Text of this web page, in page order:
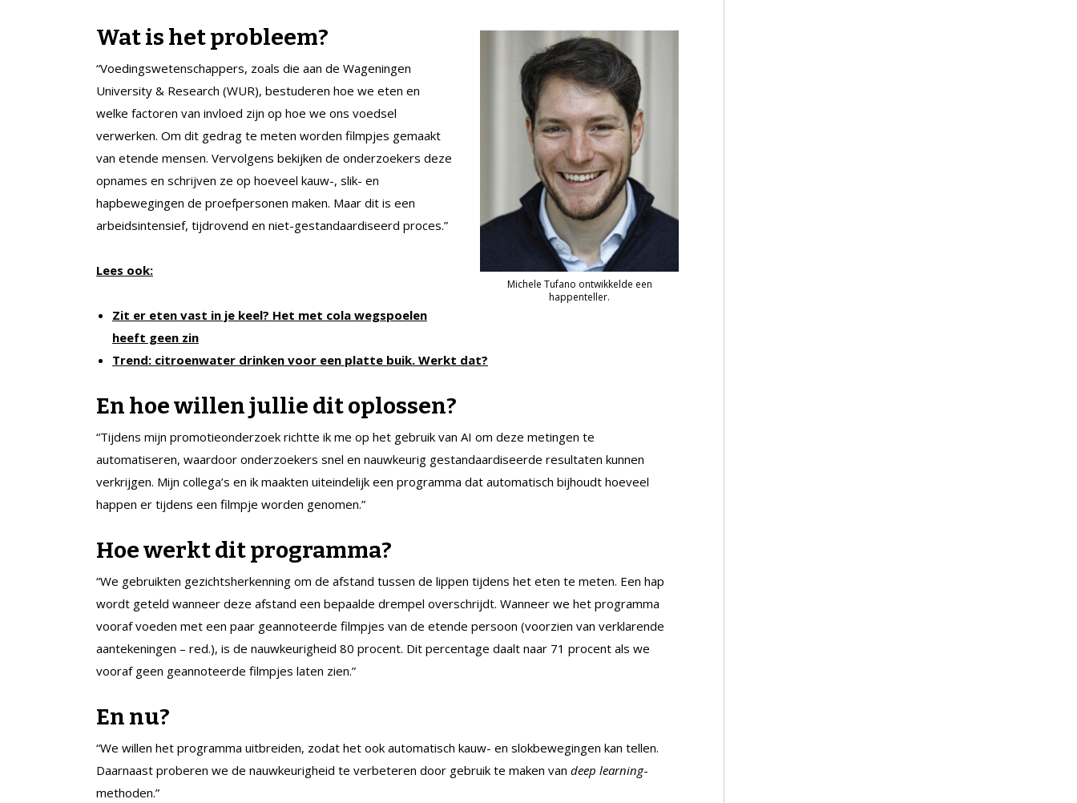
Michele Tufano ontwikkelde een
happenteller.
Wat is het probleem?
“Voedingswetenschappers, zoals die aan de Wageningen
University & Research (WUR), bestuderen hoe we eten en
welke factoren van invloed zijn op hoe we ons voedsel
verwerken. Om dit gedrag te meten worden filmpjes gemaakt
van etende mensen. Vervolgens bekijken de onderzoekers deze
opnames en schrijven ze op hoeveel kauw-, slik- en
hapbewegingen de proefpersonen maken. Maar dit is een
arbeidsintensief, tijdrovend en niet-gestandaardiseerd proces.”
Lees ook:
Zit er eten vast in je keel? Het met cola wegspoelen
heeft geen zin
Trend: citroenwater drinken voor een platte buik. Werkt dat?
En hoe willen jullie dit oplossen?
“Tijdens mijn promotieonderzoek richtte ik me op het gebruik van AI om deze metingen te
automatiseren, waardoor onderzoekers snel en nauwkeurig gestandaardiseerde resultaten kunnen
verkrijgen. Mijn collega’s en ik maakten uiteindelijk een programma dat automatisch bijhoudt hoeveel
happen er tijdens een filmpje worden genomen.”
Hoe werkt dit programma?
“We gebruikten gezichtsherkenning om de afstand tussen de lippen tijdens het eten te meten. Een hap
wordt geteld wanneer deze afstand een bepaalde drempel overschrijdt. Wanneer we het programma
vooraf voeden met een paar geannoteerde filmpjes van de etende persoon (voorzien van verklarende
aantekeningen – red.), is de nauwkeurigheid 80 procent. Dit percentage daalt naar 71 procent als we
vooraf geen geannoteerde filmpjes laten zien.”
En nu?
“We willen het programma uitbreiden, zodat het ook automatisch kauw- en slokbewegingen kan tellen.
Daarnaast proberen we de nauwkeurigheid te verbeteren door gebruik te maken van deep learning-
methoden.”